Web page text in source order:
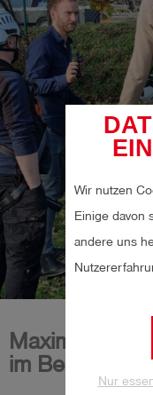
Wir nutzen
Einige davon
andere uns
Nur
Maximieren
im Bereich